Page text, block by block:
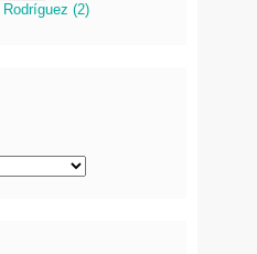
(2)